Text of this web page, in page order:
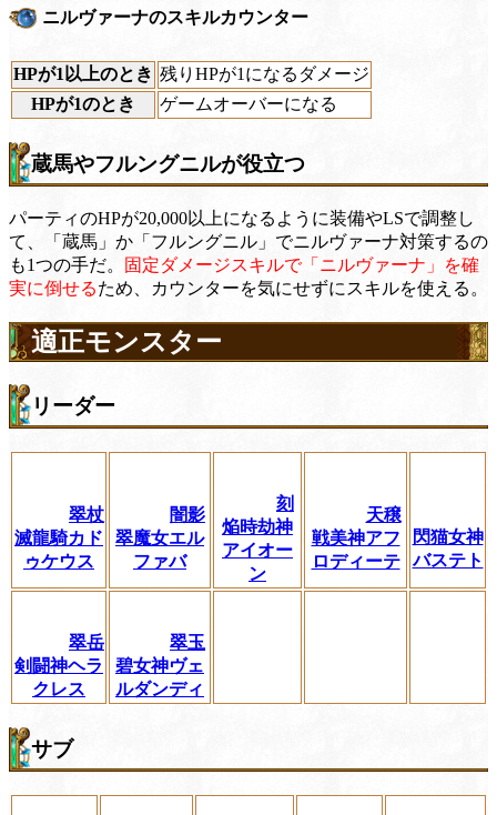
ニルヴァーナのスキルカウンター
HPが1以上のとき 残りHPが1になるダメージ
HPが1のとき
ゲームオーバーになる
蔵馬やフルングニルが役立つ
パーティのHPが20,000以上になるように装備やLSで調整し
て、「蔵馬」か「フルングニル」でニルヴァーナ対策するの
も1つの手だ。
固定ダメージスキルで「ニルヴァーナ」を確
実に倒せるため、カウンターを気にせずにスキルを使える。
適正モンスター
リーダー
翠杖
滅龍騎カド
ゥケウス
闇影
翠魔女エル
ファバ
刻
焔時劫神
アイオー
ン
天穣
戦美神アフ
ロディーテ
閃猫女神
バステト
翠岳
剣闘神ヘラ
クレス
翠玉
碧女神ヴェ
ルダンディ
サブ